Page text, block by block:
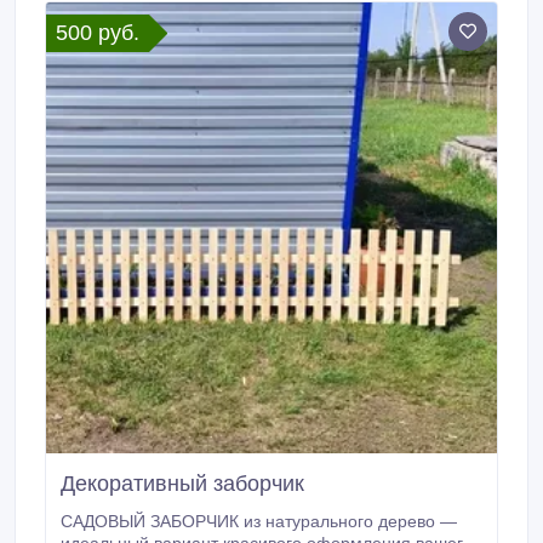
500 руб.
Декоративный заборчик
САДОВЫЙ ЗАБОРЧИК из натурального дерево —